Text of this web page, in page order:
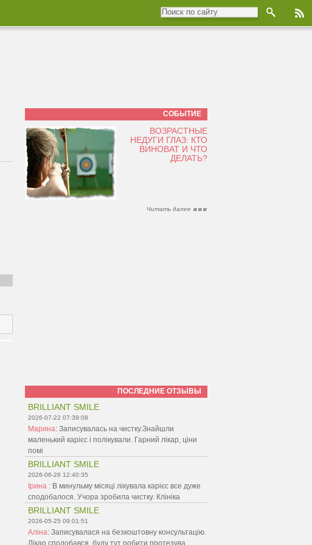
СОБЫТИЕ
ВОЗРАСТНЫЕ
НЕДУГИ ГЛАЗ: КТО
ВИНОВАТ И ЧТО
ДЕЛАТЬ?
Читать далее
ПОСЛЕДНИЕ ОТЗЫВЫ
BRILLIANT SMILE
2026-07-22 07:39:08
Марина: Записувалась на чистку.Знайшли
маленький карієс і полікували. Гарний лікар, ціни
помі
BRILLIANT SMILE
2026-06-26 12:40:35
Ірина : В минульму місяці лікувала карієс все дуже
сподобалося. Учора зробила чистку. Клініка
BRILLIANT SMILE
2026-05-25 09:01:51
Аліна: Записувалася на безкоштовну консультацію.
Лікар сподобався, буду тут робити протезува